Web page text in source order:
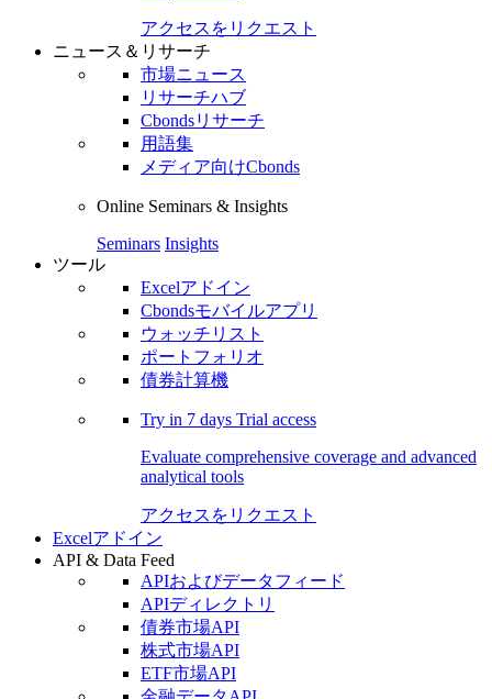
アクセスをリクエスト
ニュース＆リサーチ
市場ニュース
リサーチハブ
Cbondsリサーチ
用語集
メディア向けCbonds
Online Seminars & Insights
Seminars Insights
ツール
Excelアドイン
Cbondsモバイルアプリ
ウォッチリスト
ポートフォリオ
債券計算機
Try in 7 days Trial access
Evaluate comprehensive coverage and advanced
analytical tools
アクセスをリクエスト
Excelアドイン
API & Data Feed
APIおよびデータフィード
APIディレクトリ
債券市場API
株式市場API
ETF市場API